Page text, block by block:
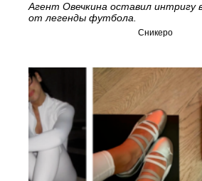
Агент Овечкина оставил интригу
от легенды футбола.
Сникеро